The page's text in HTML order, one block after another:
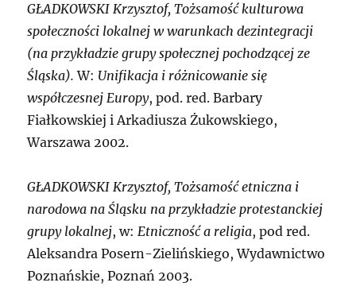
GŁADKOWSKI Krzysztof, Tożsamość kulturowa
społeczności lokalnej w warunkach dezintegracji
(na przykładzie grupy społecznej pochodzącej ze
Śląska).W: Unifikacja i różnicowanie się
współczesnej Europy, pod. red. Barbary
Fiałkowskiej i Arkadiusza Żukowskiego,
Warszawa 2002.
GŁADKOWSKI Krzysztof, Tożsamość etniczna i
narodowa na Śląsku na przykładzie protestanckiej
grupy lokalnej, w:Etniczność a religia, pod red.
Aleksandra Posern-Zielińskiego, Wydawnictwo
Poznańskie, Poznań 2003.